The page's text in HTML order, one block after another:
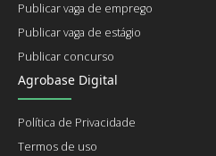
Publicar vaga de emprego
Publicar vaga de estágio
Publicar concurso
Agrobase Digital
Política de Privacidade
Termos de uso